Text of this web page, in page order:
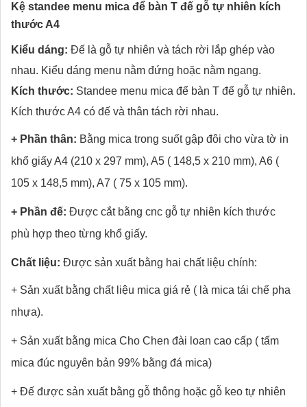
Kệ standee menu mica để bàn T đế gỗ tự nhiên kích
thước A4
Kiểu dáng: Đế là gỗ tự nhiên và tách rời lắp ghép vào
nhau. Kiểu dáng menu nằm đứng hoặc nằm ngang.
Kích thước: Standee menu mica để bàn T đế gỗ tự nhiên.
Kích thước A4 có đế và thân tách rời nhau.
+ Phần thân: Bằng mica trong suốt gập đôi cho vừa tờ in
khổ giấy A4 (210 x 297 mm), A5 ( 148,5 x 210 mm), A6 (
105 x 148,5 mm), A7 ( 75 x 105 mm).
+ Phần đế: Được cắt bằng cnc gỗ tự nhiên kích thước
phù hợp theo từng khổ giấy.
Chất liệu: Được sản xuất bằng hai chất liệu chính:
+ Sản xuất bằng chất liệu mica giá rẻ ( là mica tái chế pha
nhựa).
+ Sản xuất bằng mica Cho Chen đài loan cao cấp ( tấm
mica đúc nguyên bản 99% bằng đá mica)
+ Đế được sản xuất bằng gỗ thông hoặc gỗ keo tự nhiên